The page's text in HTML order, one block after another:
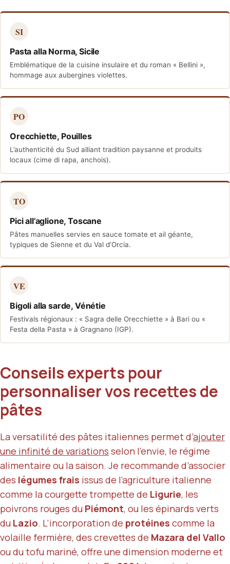
SI
Pasta alla Norma, Sicile
Emblématique de la cuisine insulaire et du roman « Bellini »,
hommage aux aubergines violettes.
PO
Orecchiette, Pouilles
L’authenticité du Sud alliant tradition paysanne et produits
locaux (cime di rapa, anchois).
TO
Pici all’aglione, Toscane
Pâtes manuelles servies en sauce tomate et ail géante,
typiques de Sienne et du Val d’Orcia.
VE
Bigoli alla sarde, Vénétie
Festivals régionaux : « Sagra delle Orecchiette » à Bari ou «
Festa della Pasta » à Gragnano (IGP).
Conseils experts pour
personnaliser vos recettes de
pâtes
La versatilité des pâtes italiennes permet d’ajouter
une infinité de variations selon l’envie, le régime
alimentaire ou la saison. Je recommande d’associer
des légumes frais issus de l’agriculture italienne
comme la courgette trompette de Ligurie, les
poivrons rouges du Piémont, ou les épinards verts
du Lazio. L’incorporation de protéines comme la
volaille fermière, des crevettes de Mazara del Vallo
ou du tofu mariné, offre une dimension moderne et